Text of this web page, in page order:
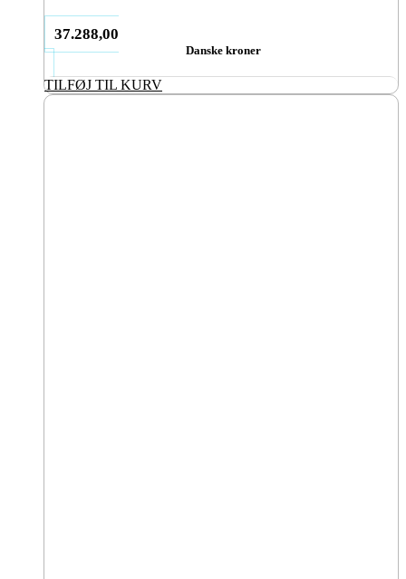
37.288,00
Danske kroner
TILFØJ TIL KURV